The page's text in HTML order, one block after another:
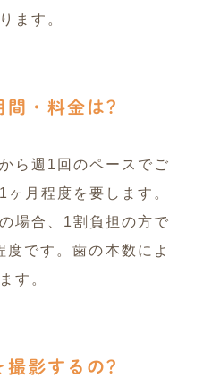
ます。
間・料金は?
ら週1回のペースでご
月程度を要します。
場合、1割負担の方で
です。歯の本数によ
す。
撮影するの?